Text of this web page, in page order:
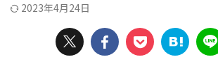
2023年4月24日